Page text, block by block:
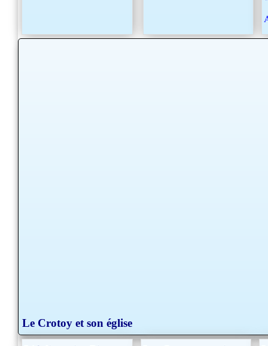
Le Crotoy et son église